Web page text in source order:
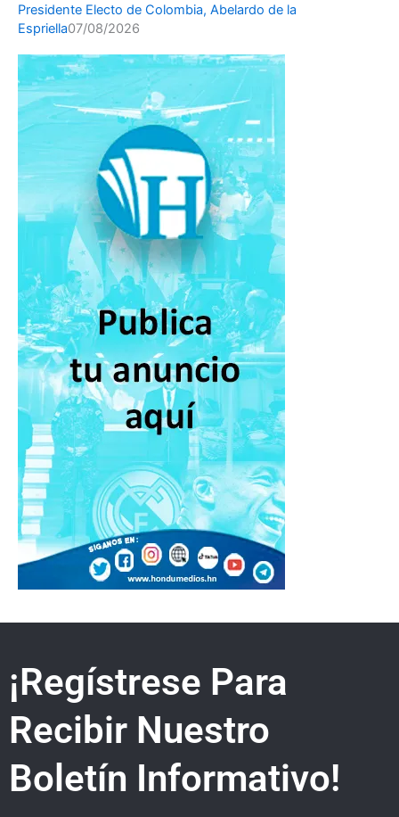
Presidente Electo de Colombia, Abelardo de la
Espriella07/08/2026
¡Regístrese Para
Recibir Nuestro
Boletín Informativo!